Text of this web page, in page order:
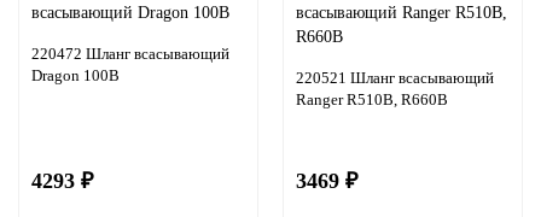
220472 Шланг всасывающий
Dragon 100B
4293 ₽
220521 Шланг всасывающий
Ranger R510B, R660B
3469 ₽